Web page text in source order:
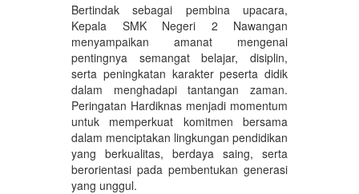
Bertindak sebagai pembina upacara,
Kepala SMK Negeri 2 Nawangan
menyampaikan amanat mengenai
pentingnya semangat belajar, disiplin,
serta peningkatan karakter peserta didik
dalam menghadapi tantangan zaman.
Peringatan Hardiknas menjadi momentum
untuk memperkuat komitmen bersama
dalam menciptakan lingkungan pendidikan
yang berkualitas, berdaya saing, serta
berorientasi pada pembentukan generasi
yang unggul.